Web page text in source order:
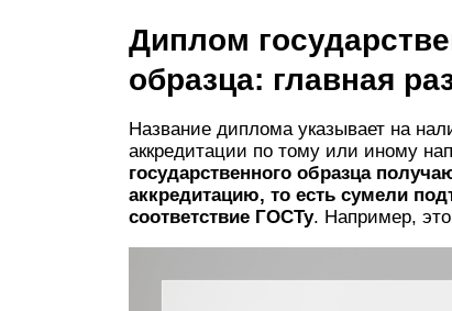
Диплом
образца: главная
Название диплома указывает на
аккредитации по тому или иному
государственного образца
аккредитацию, то есть сумели
соответствие ГОСТу. Например,